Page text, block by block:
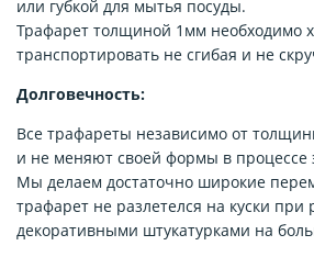
или губкой для мытья посуды.
Трафарет толщиной 1мм необходимо
транспортировать не сгибая и не
Долговечность:
Все трафареты независимо от
и не меняют своей формы в процессе
Мы делаем достаточно широкие
трафарет не разлетелся на куски при
декоративными штукатурками на